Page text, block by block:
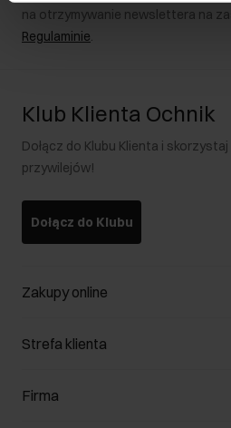
na otrzymywanie newslettera na
Regulaminie.
Klub Klienta Ochnik
Dołącz do Klubu Klienta i
przywilejów!
Dołącz do Klubu
Zakupy online
Zarządzaj cookies
Formy płatności
Strefa klienta
Klub Klienta
Firma